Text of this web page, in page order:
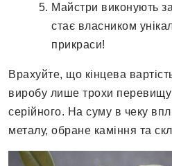
Майстри виконують
стає власником
прикраси!
Врахуйте, що кінцева
виробу лише трохи
серійного. На суму в чеку
металу, обране каміння та